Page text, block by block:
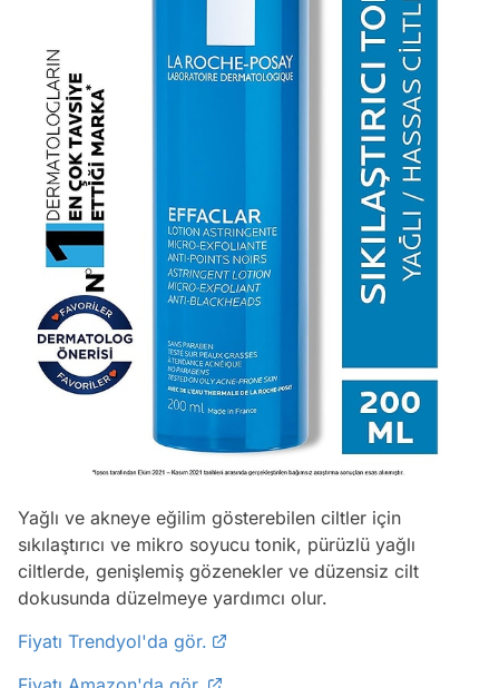
Yağlı ve akneye eğilim gösterebilen ciltler için
sıkılaştırıcı ve mikro soyucu tonik, pürüzlü yağlı
ciltlerde, genişlemiş gözenekler ve düzensiz cilt
dokusunda düzelmeye yardımcı olur.
Fiyatı Trendyol'da gör.